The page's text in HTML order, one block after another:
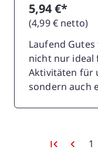
5,94 €*
(4,99 € netto)
Laufend Gutes tun Unsere
nicht nur ideal
Aktivitäten für
sondern auch
undfirst page
prev1